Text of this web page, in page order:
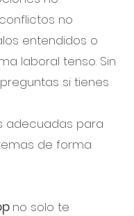
no
entendidos o
laboral tenso. Sin
si tienes
adecuadas para
de forma
no solo te